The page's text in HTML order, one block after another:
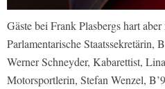
Gäste bei Frank Plasbergs hart
Parlamentarische Staatssekretärin,
Werner Schneyder, Kabarettist,
Motorsportlerin, Stefan Wenzel,